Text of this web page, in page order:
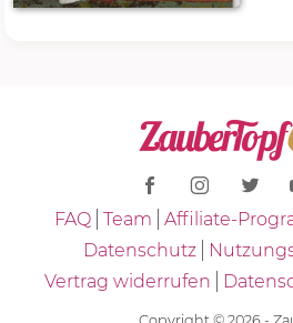
FAQ Team Affiliate-
Datenschutz
Vertrag widerrufen